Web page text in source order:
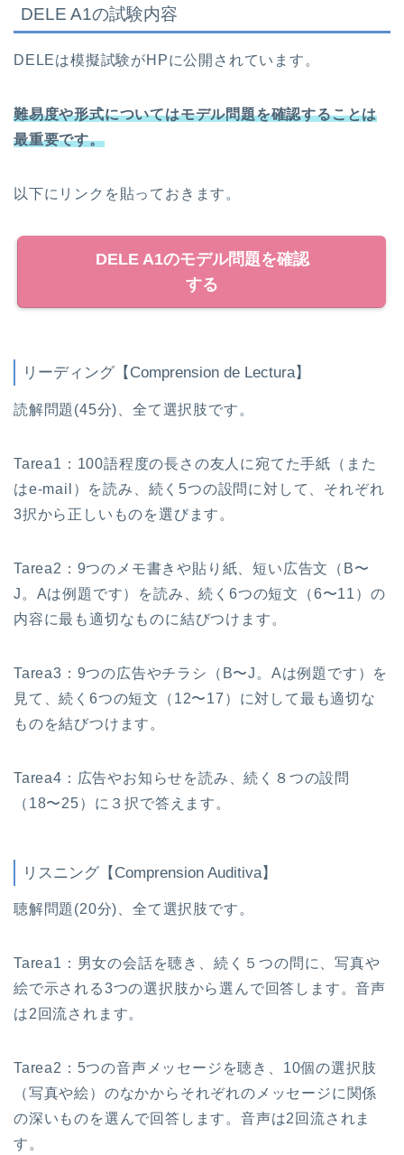
DELE A1の試験内容
DELEは模擬試験がHPに公開されています。
難易度や形式についてはモデル問題を確認することは
最重要です。
以下にリンクを貼っておきます。
DELE A1のモデル問題を確認
する
リーディング【Comprension de Lectura】
読解問題(45分)、全て選択肢です。
Tarea1：100語程度の長さの友人に宛てた手紙（また
はe-mail）を読み、続く5つの設問に対して、それぞれ
3択から正しいものを選びます。
Tarea2：9つのメモ書きや貼り紙、短い広告文（B〜
J。Aは例題です）を読み、続く6つの短文（6〜11）の
内容に最も適切なものに結びつけます。
Tarea3：9つの広告やチラシ（B〜J。Aは例題です）を
見て、続く6つの短文（12〜17）に対して最も適切な
ものを結びつけます。
Tarea4：広告やお知らせを読み、続く８つの設問
（18〜25）に３択で答えます。
リスニング【Comprension Auditiva】
聴解問題(20分)、全て選択肢です。
Tarea1：男女の会話を聴き、続く５つの問に、写真や
絵で示される3つの選択肢から選んで回答します。音声
は2回流されます。
Tarea2：5つの音声メッセージを聴き、10個の選択肢
（写真や絵）のなかからそれぞれのメッセージに関係
の深いものを選んで回答します。音声は2回流されま
す。